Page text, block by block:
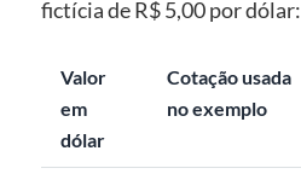
fictícia de R$ 5,00 por dólar:
Valor
em
dólar
Cotação usada
no exemplo